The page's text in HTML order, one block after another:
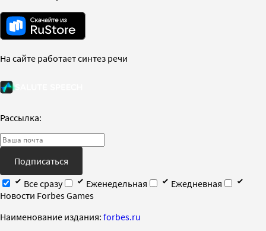
На сайте работает синтез речи
Рассылка:
Подписаться
Все сразу
Еженедельная
Ежедневная
Новости Forbes Games
Наименование издания: forbes.ru